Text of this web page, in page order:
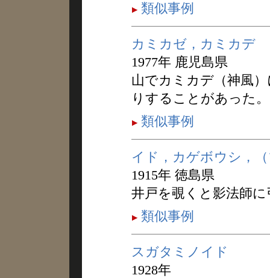
類似事例
カミカゼ，カミカデ
1977年 鹿児島県
山でカミカデ（神風
りすることがあった。
類似事例
イド，カゲボウシ，
1915年 徳島県
井戸を覗くと影法師
類似事例
スガタミノイド
1928年